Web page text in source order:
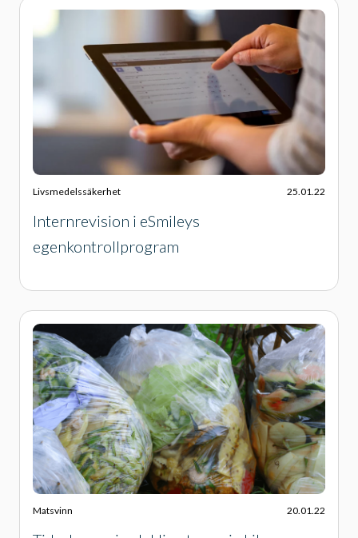
Livsmedelssäkerhet 25.01.22
Internrevision i eSmileys
egenkontrollprogram
Matsvinn 20.01.22